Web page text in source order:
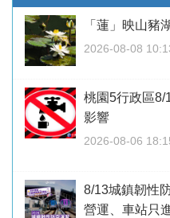
「蓮」映山
2026-08-08
桃園5行政區
影響
2026-08-06
8/13城鎮韌性
營運、車站只